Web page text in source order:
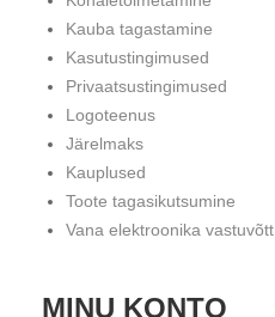
Kauba tagastamine
Kasutustingimused
Privaatsustingimused
Logoteenus
Järelmaks
Kauplused
Toote tagasikutsumine
Vana elektroonika vastuvõtt
MINU KONTO